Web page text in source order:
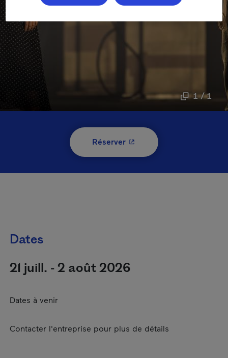
1 / 1
Réserver- Cet hyperlien s'ouvrira
Dates
21 juill. - 2 août 2026
Dates à venir
Contacter l'entreprise pour plus de détails